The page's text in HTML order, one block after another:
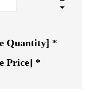
Quantity] *
Price] *